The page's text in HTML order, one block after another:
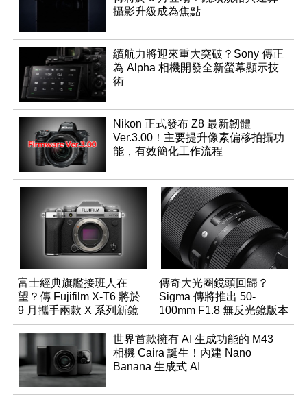
攝影升級成為焦點
續航力將迎來重大突破？Sony 傳正
為 Alpha 相機開發全新螢幕顯示技
術
Nikon 正式發布 Z8 最新韌體
Ver.3.00！主要提升像素偏移拍攝功
能，有效簡化工作流程
富士經典旗艦接班人在
望？傳 Fujifilm X-T6 將於
9 月攜手兩款 X 系列新鏡
頭登場
傳奇大光圈鏡頭回歸？
Sigma 傳將推出 50-
100mm F1.8 無反光鏡版本
世界首款擁有 AI 生成功能的 M43
相機 Caira 誕生！內建 Nano
Banana 生成式 AI